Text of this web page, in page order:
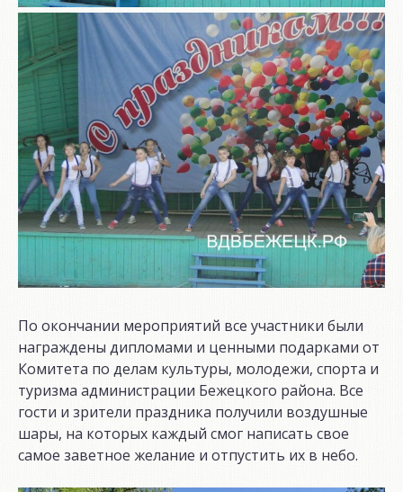
По окончании мероприятий все участники были
награждены дипломами и ценными подарками от
Комитета по делам культуры, молодежи, спорта и
туризма администрации Бежецкого района. Все
гости и зрители праздника получили воздушные
шары, на которых каждый смог написать свое
самое заветное желание и отпустить их в небо.